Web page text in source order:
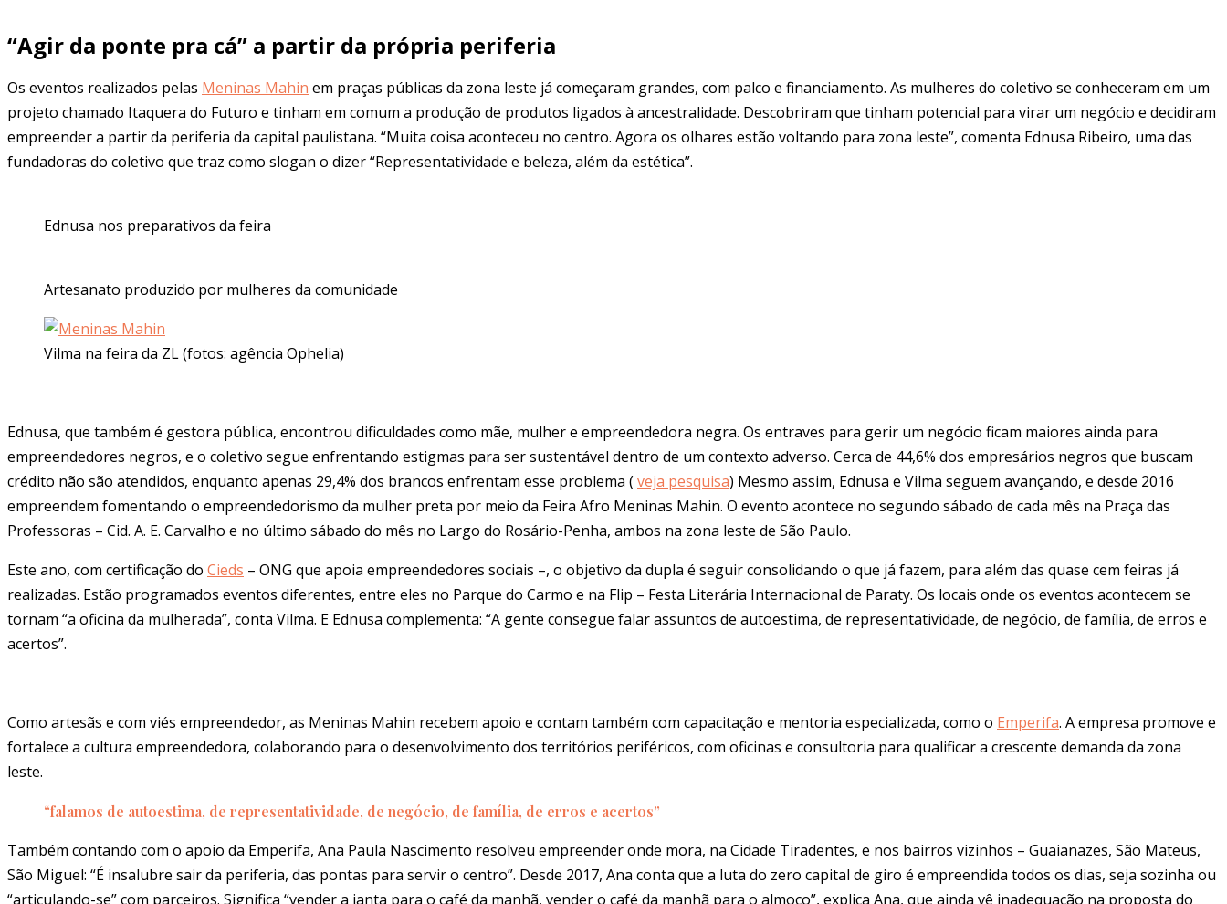
“Agir da ponte pra cá” a partir da própria periferia
Os eventos realizados pelas Meninas Mahin em praças públicas da zona leste já começaram grandes, com palco e financiamento. As mulheres do coletivo se conheceram em um
projeto chamado Itaquera do Futuro e tinham em comum a produção de produtos ligados à ancestralidade. Descobriram que tinham potencial para virar um negócio e decidiram
empreender a partir da periferia da capital paulistana. “Muita coisa aconteceu no centro. Agora os olhares estão voltando para zona leste”, comenta Ednusa Ribeiro, uma das
fundadoras do coletivo que traz como slogan o dizer “Representatividade e beleza, além da estética”.
Ednusa nos preparativos da feira
Artesanato produzido por mulheres da comunidade
Vilma na feira da ZL (fotos: agência Ophelia)
Ednusa, que também é gestora pública, encontrou dificuldades como mãe, mulher e empreendedora negra. Os entraves para gerir um negócio ficam maiores ainda para
empreendedores negros, e o coletivo segue enfrentando estigmas para ser sustentável dentro de um contexto adverso. Cerca de 44,6% dos empresários negros que buscam
crédito não são atendidos, enquanto apenas 29,4% dos brancos enfrentam esse problema (veja pesquisa) Mesmo assim, Ednusa e Vilma seguem avançando, e desde 2016
empreendem fomentando o empreendedorismo da mulher preta por meio da Feira Afro Meninas Mahin. O evento acontece no segundo sábado de cada mês na Praça das
Professoras – Cid. A. E. Carvalho e no último sábado do mês no Largo do Rosário-Penha, ambos na zona leste de São Paulo.
Este ano, com certificação do Cieds – ONG que apoia empreendedores sociais –, o objetivo da dupla é seguir consolidando o que já fazem, para além das quase cem feiras já
realizadas. Estão programados eventos diferentes, entre eles no Parque do Carmo e na Flip – Festa Literária Internacional de Paraty. Os locais onde os eventos acontecem se
tornam “a oficina da mulherada”, conta Vilma. E Ednusa complementa: “A gente consegue falar assuntos de autoestima, de representatividade, de negócio, de família, de erros e
acertos”.
Como artesãs e com viés empreendedor, as Meninas Mahin recebem apoio e contam também com capacitação e mentoria especializada, como o Emperifa. A empresa promove e
fortalece a cultura empreendedora, colaborando para o desenvolvimento dos territórios periféricos, com oficinas e consultoria para qualificar a crescente demanda da zona
leste.
“falamos de autoestima, de representatividade, de negócio, de família, de erros e acertos”
Também contando com o apoio da Emperifa, Ana Paula Nascimento resolveu empreender onde mora, na Cidade Tiradentes, e nos bairros vizinhos – Guaianazes, São Mateus,
São Miguel: “É insalubre sair da periferia, das pontas para servir o centro”. Desde 2017, Ana conta que a luta do zero capital de giro é empreendida todos os dias, seja sozinha ou
“articulando-se” com parceiros. Significa “vender a janta para o café da manhã, vender o café da manhã para o almoço”, explica Ana, que ainda vê inadequação na proposta do